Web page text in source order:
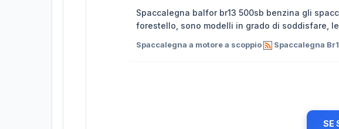
Spaccalegna balfor br13 500sb benzina gli
forestello, sono modelli in grado di soddisfare,
Spaccalegna a motore a scoppio Spaccalegna
SE